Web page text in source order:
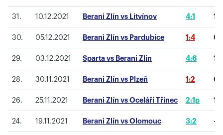
31. 10.12.2021 Berani Zlín vs Litvínov 4:1 1
30. 05.12.2021 Berani Zlín vs Pardubice 1:4 0
29. 03.12.2021 Sparta vs Berani Zlín 4:6 1
28. 30.11.2021 Berani Zlín vs Plzeň 1:2 0
26. 25.11.2021 Berani Zlín vs Oceláři Třinec 2:1p 1
24. 19.11.2021 Berani Zlín vs Olomouc 3:2 -1